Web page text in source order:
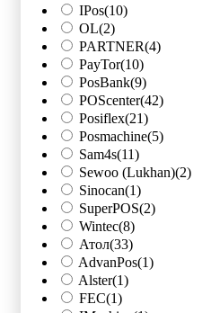
IPos(10)
OL(2)
PARTNER(4)
PayTor(10)
PosBank(9)
POScenter(42)
Posiflex(21)
Posmachine(5)
Sam4s(11)
Sewoo (Lukhan)(2)
Sinocan(1)
SuperPOS(2)
Wintec(8)
Атол(33)
AdvanPos(1)
Alster(1)
FEC(1)